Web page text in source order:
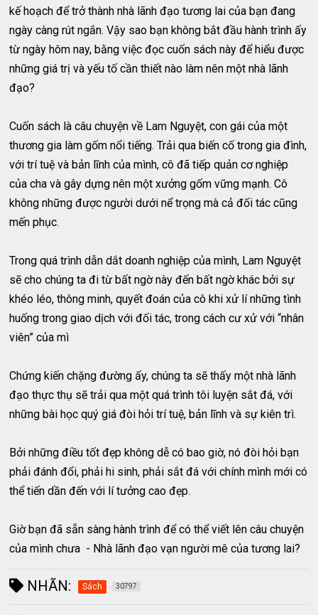
kế hoạch để trở thành nhà lãnh đạo tương lai của bạn đang
ngày càng rút ngắn. Vậy sao bạn không bắt đầu hành trình ấy
từ ngày hôm nay, bằng việc đọc cuốn sách này để hiểu được
những giá trị và yếu tố cần thiết nào làm nên một nhà lãnh
đạo?
Cuốn sách là câu chuyện về Lam Nguyệt, con gái của một
thương gia làm gốm nổi tiếng. Trải qua biến cố trong gia đình,
với trí tuệ và bản lĩnh của mình, cô đã tiếp quản cơ nghiệp
của cha và gây dựng nên một xưởng gốm vững mạnh. Cô
không những được người dưới nể trọng mà cả đối tác cũng
mến phục.
Trong quá trình dẫn dắt doanh nghiệp của mình, Lam Nguyệt
sẽ cho chúng ta đi từ bất ngờ này đến bất ngờ khác bởi sự
khéo léo, thông minh, quyết đoán của cô khi xử lí những tình
huống trong giao dịch với đối tác, trong cách cư xử với “nhân
viên” của mì
Chứng kiến chặng đường ấy, chúng ta sẽ thấy một nhà lãnh
đạo thực thụ sẽ trải qua một quá trình tôi luyện sắt đá, với
những bài học quý giá đòi hỏi trí tuệ, bản lĩnh và sự kiên trì.
Bởi những điều tốt đẹp không dễ có bao giờ, nó đòi hỏi bạn
phải đánh đổi, phải hi sinh, phải sắt đá với chính mình mới có
thể tiến dần đến với lí tưởng cao đẹp.
Giờ bạn đã sẵn sàng hành trình để có thể viết lên câu chuyện
của mình chưa - Nhà lãnh đạo vạn người mê của tương lai?
NHÃN: Sách 30797